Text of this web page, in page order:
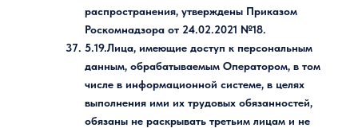
распространения, утверждены Приказом
Роскомнадзора от 24.02.2021 №18.
5.19.Лица, имеющие доступ к персональным
данным, обрабатываемым Оператором, в том
числе в информационной системе, в целях
выполнения ими их трудовых обязанностей,
обязаны не раскрывать третьим лицам и не